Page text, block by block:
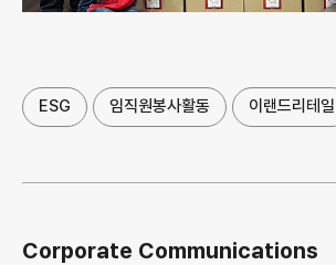
ESG 임직원봉사활동 이랜드리테일
Corporate Communications